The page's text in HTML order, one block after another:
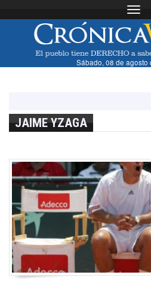
Sábado, 08 de agosto
JAIME YZAGA